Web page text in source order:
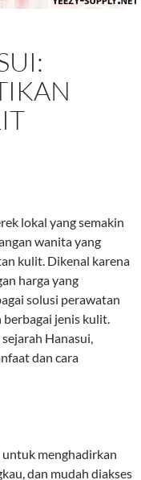
lokal yang semakin
wanita yang
kulit. Dikenal karena
harga yang
solusi perawatan
jenis kulit.
Hanasui,
dan cara
menghadirkan
dan mudah diakses